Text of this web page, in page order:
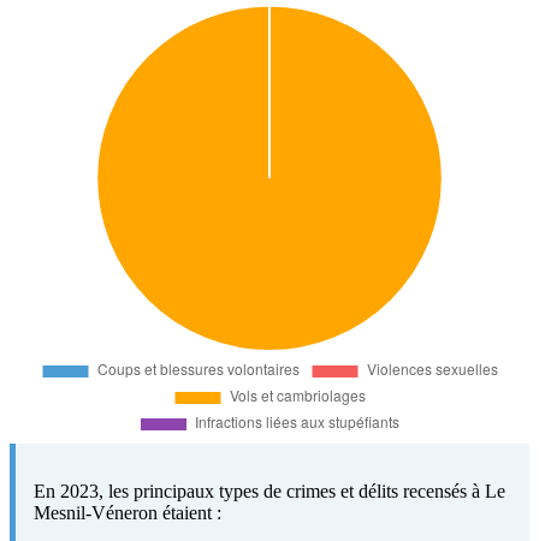
En 2023, les principaux types de crimes et délits recensés à Le
Mesnil-Véneron étaient :